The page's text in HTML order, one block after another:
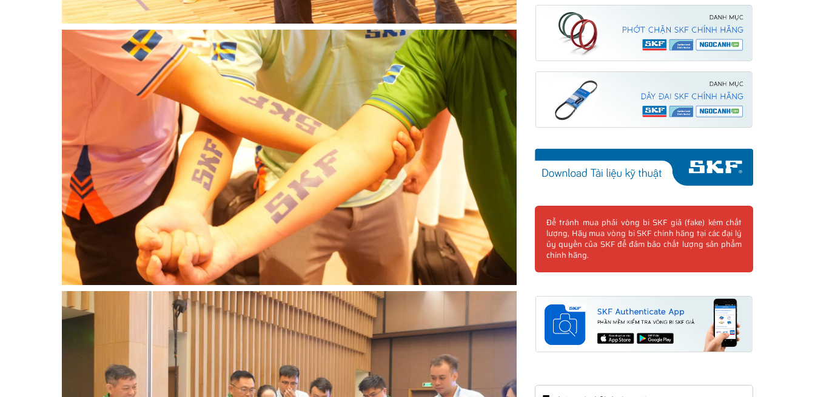
Để tránh mua phải vòng bi SKF giả (fake) kém chất
lượng, Hãy mua vòng bi SKF chính hãng tại các đại lý
ủy quyền của SKF để đảm bảo chất lượng sản phẩm
chính hãng.